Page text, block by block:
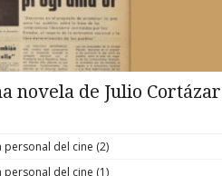
novela de Julio Cortázar
personal del cine (2)
personal del cine (1)